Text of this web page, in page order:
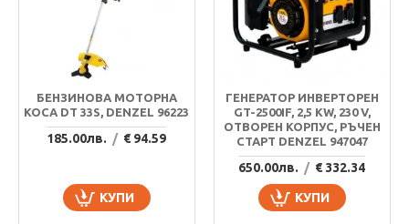
БЕНЗИНОВА МОТОРНА
КОСА DT 33S, DENZEL 96223
185.00лв. / € 94.59
КУПИ
ГЕНЕРАТОР ИНВЕРТОРЕН
GT-2500IF, 2,5 KW, 230 V,
ОТВОРЕН КОРПУС, РЪЧЕН
СТАРТ DENZEL 947047
650.00лв. / € 332.34
КУПИ